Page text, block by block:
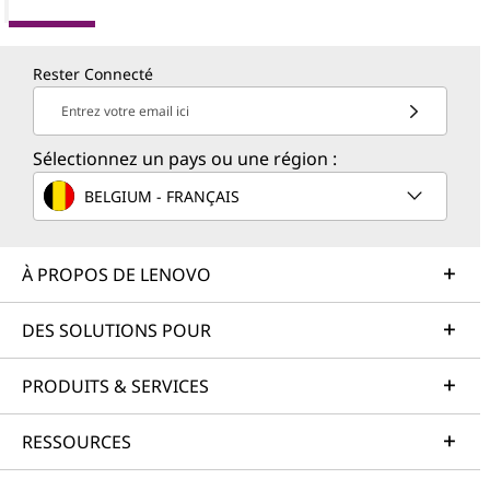
Rester Connecté
Entrez votre email ici
Sélectionnez un pays ou une région :
BELGIUM - FRANÇAIS
À PROPOS DE LENOVO
DES SOLUTIONS POUR
PRODUITS & SERVICES
RESSOURCES